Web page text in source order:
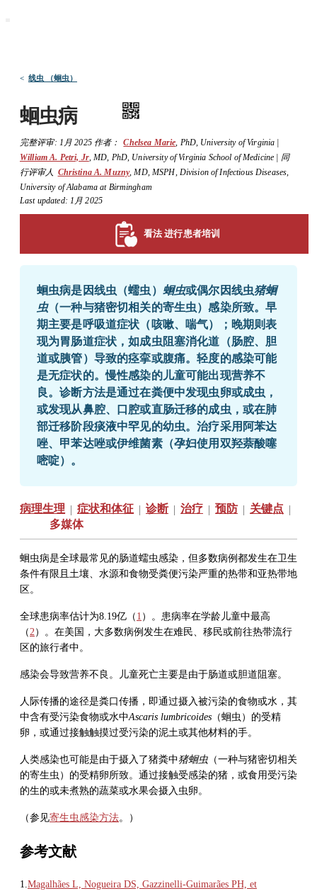
< 线虫 （蛔虫）
蛔虫病
完整评审: 1月 2025作者： Chelsea Marie PhD, University of Virginia |
William A. Petri, Jr, MD, PhD University of Virginia School of Medicine | 同
行评审人
Christina A. Muzny, MD, MSPH Division of Infectious Diseases,
University of Alabama at Birmingham
Last updated: 1月 2025
看法 进行患者培训
蛔虫病是因线虫（蠕虫） 蛔虫或偶尔因线虫猪蛔
虫（一种与猪密切相关的寄生虫）感染所致。早
期主要是呼吸道症状（咳嗽、喘气）；晚期则表
现为胃肠道症状，如成虫阻塞消化道（肠腔、胆
道或胰管）导致的痉挛或腹痛。轻度的感染可能
是无症状的。慢性感染的儿童可能出现营养不
良。诊断方法是通过在粪便中发现虫卵或成虫，
或发现从鼻腔、口腔或直肠迁移的成虫，或在肺
部迁移阶段痰液中罕见的幼虫。治疗采用阿苯达
唑、甲苯达唑或伊维菌素（孕妇使用双羟萘酸噻
嘧啶）。
病理生理 | 症状和体征 | 诊断 | 治疗 | 预防 | 关键点 |
多媒体
蛔虫病是全球最常见的肠道蠕虫感染，但多数病例都发生在卫生
条件有限且土壤、水源和食物受粪便污染严重的热带和亚热带地
区。
全球患病率估计为8.19亿（ 1 ）。患病率在学龄儿童中最高
（2）。在美国，大多数病例发生在难民、移民或前往热带流行
区的旅行者中。
感染会导致营养不良。儿童死亡主要是由于肠道或胆道阻塞。
人际传播的途径是粪口传播，即通过摄入被污染的食物或水，其
中含有受污染食物或水中Ascaris lumbricoides （蛔虫）的受精
卵，或通过接触触摸过受污染的泥土或其他材料的手。
人类感染也可能是由于摄入了猪粪中猪蛔虫 （一种与猪密切相关
的寄生虫）的受精卵所致。通过接触受感染的猪，或食用受污染
的生的或未煮熟的蔬菜或水果会摄入虫卵。
（参见寄生虫感染方法。）
参考文献
1. Magalhães L, Nogueira DS, Gazzinelli-Guimarães PH, et